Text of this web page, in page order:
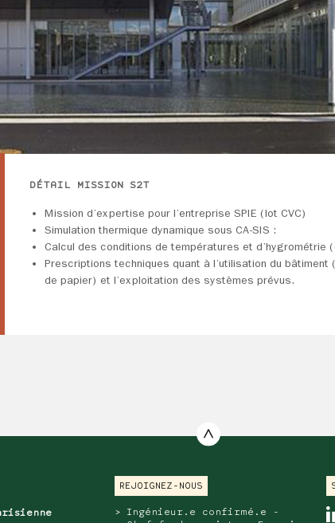
DÉTAIL MISSION S2T
Mission d’expertise pour l’entreprise SPIE (lot CVC)
Simulation thermique dynamique sous CA-SIS :
Calcul des conditions de températures et
Prescriptions techniques quant à l’utilisation du
de papier) et l’exploitation des systèmes prévus.
REJOIGNEZ-NOUS
Ingénieur.e confirmé.e -